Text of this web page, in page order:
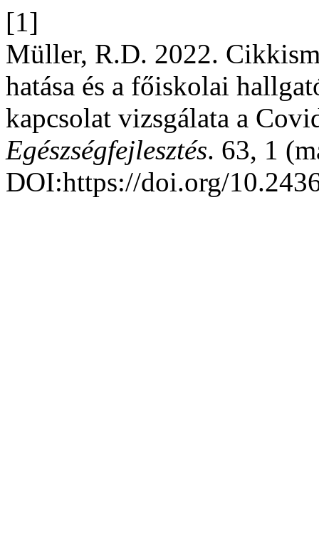
[1]
Müller, R.D. 2022.
hatása és a főiskolai
kapcsolat vizsgálata a
Egészségfejlesztés. 63, 1
DOI:https://doi.org/